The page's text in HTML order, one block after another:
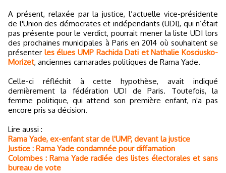
A présent, relaxée par la justice, l’actuelle vice-présidente
de l'Union des démocrates et indépendants (UDI), qui n’était
pas présente pour le verdict, pourrait mener la liste UDI lors
des prochaines municipales à Paris en 2014 où souhaitent se
présenter les élues UMP Rachida Dati et Nathalie Kosciusko-
Morizet, anciennes camarades politiques de Rama Yade.
Celle-ci réfléchit à cette hypothèse, avait indiqué
dernièrement la fédération UDI de Paris. Toutefois, la
femme politique, qui attend son première enfant, n'a pas
encore pris sa décision.
Lire aussi :
Rama Yade, ex-enfant star de l'UMP, devant la justice
Justice : Rama Yade condamnée pour diffamation
Colombes : Rama Yade radiée des listes électorales et sans
bureau de vote